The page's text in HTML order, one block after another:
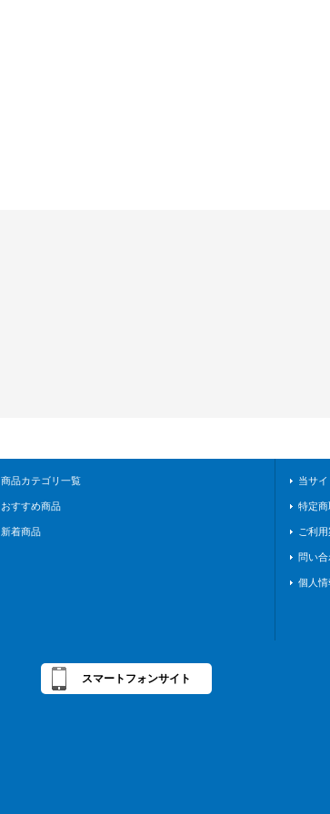
商品カテゴリ一覧
おすすめ商品
新着商品
当サ
特定
ご利
問い合
個人
スマートフォンサイト